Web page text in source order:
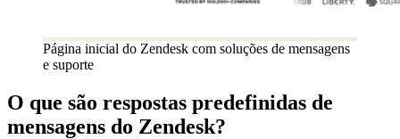
Página inicial do Zendesk com soluções de mensagens
e suporte
O que são respostas predefinidas de
mensagens do Zendesk?